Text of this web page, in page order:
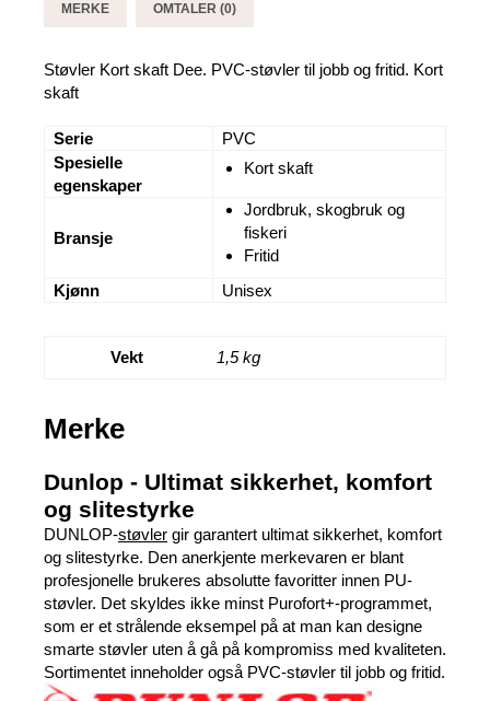
MERKE OMTALER (0)
Støvler Kort skaft Dee. PVC-støvler til jobb og fritid. Kort
skaft
Serie
PVC
Spesielle
egenskaper
Kort skaft
Bransje
Jordbruk, skogbruk og
fiskeri
Fritid
Kjønn
Unisex
Vekt 1,5 kg
Merke
Dunlop - Ultimat sikkerhet, komfort
og slitestyrke
DUNLOP-støvler gir garantert ultimat sikkerhet, komfort
og slitestyrke. Den anerkjente merkevaren er blant
profesjonelle brukeres absolutte favoritter innen PU-
støvler. Det skyldes ikke minst Purofort+-programmet,
som er et strålende eksempel på at man kan designe
smarte støvler uten å gå på kompromiss med kvaliteten.
Sortimentet inneholder også PVC-støvler til jobb og fritid.